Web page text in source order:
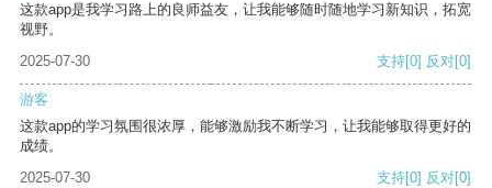
这款app是我学习路上的良师益友，让我能够随时随地学习新知识，拓宽
视野。
2025-07-30
支持[0] 反对[0]
游客
这款app的学习氛围很浓厚，能够激励我不断学习，让我能够取得更好的
成绩。
2025-07-30
支持[0] 反对[0]